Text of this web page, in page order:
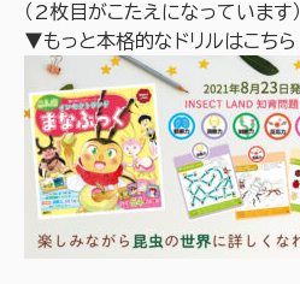
（2枚目がこたえになっています）
▼もっと本格的なドリルはこちら